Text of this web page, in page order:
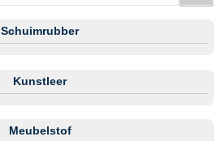
Schuimrubber
Kunstleer
Meubelstof